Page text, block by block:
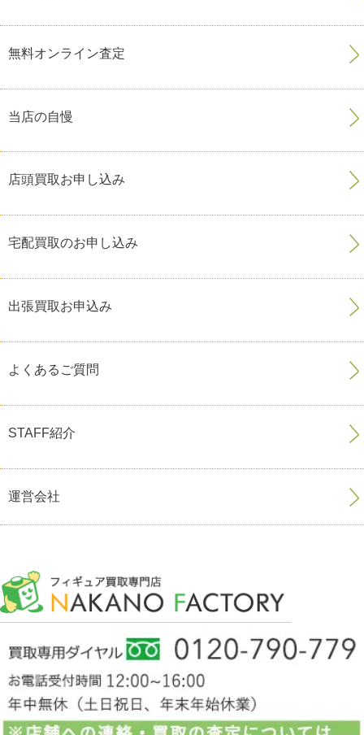
無料オンライン査定
当店の自慢
店頭買取お申し込み
宅配買取のお申し込み
出張買取お申込み
よくあるご質問
STAFF紹介
運営会社